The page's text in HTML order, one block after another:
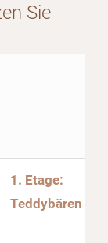
Sie
1. Etage:
Teddybären